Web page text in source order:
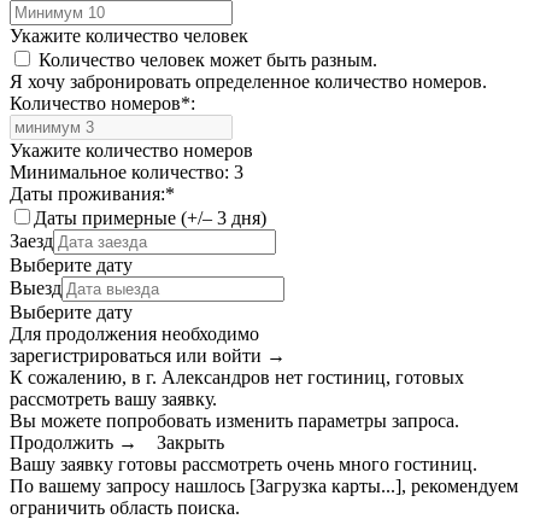
Укажите количество человек
Количество человек может быть разным.
Я хочу забронировать определенное количество номеров.
Количество номеров*:
Укажите количество номеров
Минимальное количество: 3
Даты проживания:*
Даты примерные (+/– 3 дня)
Заезд
Выберите дату
Выезд
Выберите дату
Для продолжения необходимо
зарегистрироваться или войти →
К сожалению, в г. Александров нет гостиниц, готовых
рассмотреть вашу заявку.
Вы можете попробовать изменить параметры запроса.
Продолжить →
Закрыть
Вашу заявку готовы рассмотреть очень много гостиниц.
По вашему запросу нашлось [Загрузка карты...], рекомендуем
ограничить область поиска.